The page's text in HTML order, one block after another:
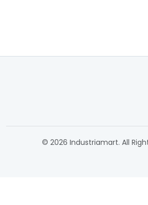
© 2026 Industriamart. All